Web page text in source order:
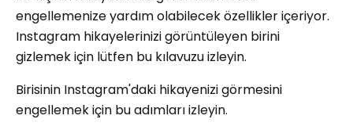
engellemenize yardım olabilecek özellikler içeriyor.
Instagram hikayelerinizi görüntüleyen birini
gizlemek için lütfen bu kılavuzu izleyin.
Birisinin Instagram'daki hikayenizi görmesini
engellemek için bu adımları izleyin.